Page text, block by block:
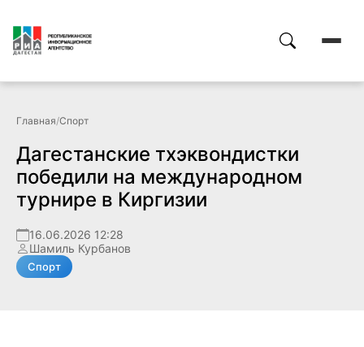
Главная/Спорт
Дагестанские тхэквондистки
победили на международном
турнире в Киргизии
16.06.2026 12:28
Шамиль Курбанов
Спорт